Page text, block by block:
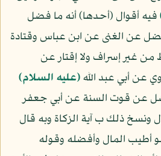
فيه أقوال (أحدها) أنه ما فضل
عن الغنى عن ابن عباس وقتادة
من غير إسراف ولا إقتار عن
عن أبي عبد الله(عليه السلام)
عن قوت السنة عن أبي جعفر
ونسخ ذلك ب آية الزكاة وبه قال
أطيب المال وأفضله وقوله